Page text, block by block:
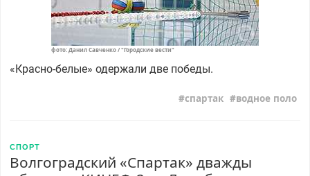
фото: Данил Савченко / "Городские вести"
«Красно-белые» одержали две победы.
спартак водное поло
СПОРТ
Волгоградский «Спартак» дважды